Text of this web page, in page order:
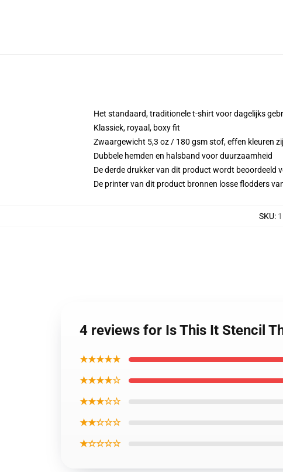
Het standaard, traditionele t-shirt voor dagelijks
Klassiek, royaal, boxy fit
Zwaargewicht 5,3 oz / 180 gsm stof, effen kleuren
Dubbele hemden en halsband voor duurzaamheid
De derde drukker van dit product wordt beoordeeld
De printer van dit product bronnen losse flodders
SKU:
4 reviews for Is This It Stencil
★★★★★
★★★★☆
★★★☆☆
★★☆☆☆
★☆☆☆☆